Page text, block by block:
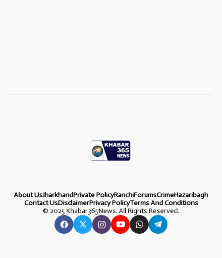
About UsJharkhandPrivate PolicyRanchiForumsCrimeHazaribagh
Contact UsDisclaimerPrivacy PolicyTerms And Conditions
© 2025 Khabar365News. All Rights Reserved.